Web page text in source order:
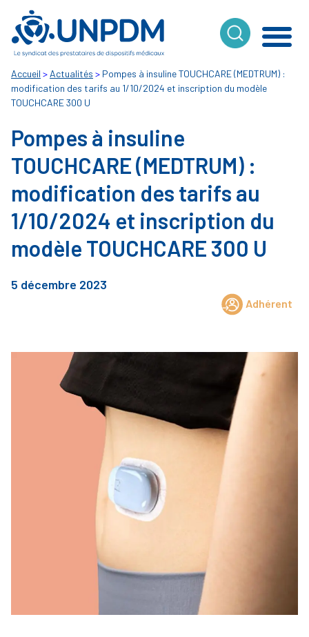
Accueil > Actualités > Pompes à insuline TOUCHCARE (MEDTRUM) :
modification des tarifs au 1/10/2024 et inscription du modèle
TOUCHCARE 300 U
Pompes à insuline
TOUCHCARE (MEDTRUM) :
modification des tarifs au
1/10/2024 et inscription du
modèle TOUCHCARE 300 U
5 décembre 2023
Adhérent